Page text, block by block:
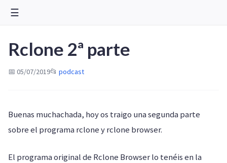
☰
Rclone 2ª parte
📅 05/07/2019📂 podcast
Buenas muchachada, hoy os traigo una segunda parte
sobre el programa rclone y rclone browser.
El programa original de Rclone Browser lo tenéis en la